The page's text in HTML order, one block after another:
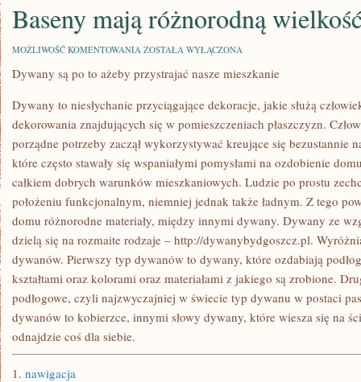
Baseny mają różnorodną
MOŻLIWOŚĆ KOMENTOWANIA BASENY
RÓŻNORODNĄ
WIELKOŚĆ
ZOSTAŁA WYŁĄCZONA
Dywany są po to ażeby przystrajać nasze mieszkanie
Dywany to niesłychanie przyciągające dekoracje, jakie służą
dekorowania znajdujących się w pomieszczeniach płaszczyzn.
porządne potrzeby zaczął wykorzystywać kreujące się bezustannie
które często stawały się wspaniałymi pomysłami na ozdobienie
całkiem dobrych warunków mieszkaniowych. Ludzie po prostu
położeniu funkcjonalnym, niemniej jednak także ładnym. Z tego
domu różnorodne materiały, między innymi dywany. Dywany ze
dzielą się na rozmaite rodzaje – http://dywanybydgoszcz.pl.
dywanów. Pierwszy typ dywanów to dywany, które ozdabiają
kształtami oraz kolorami oraz materiałami z jakiego są zrobione.
podłogowe, czyli najzwyczajniej w świecie typ dywanu w postaci
dywanów to kobierzce, innymi słowy dywany, które wiesza się na
odnajdzie coś dla siebie.
1. nawigacja